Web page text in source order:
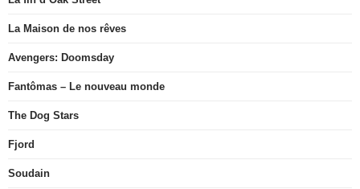
La Maison de nos rêves
Avengers: Doomsday
Fantômas – Le nouveau monde
The Dog Stars
Fjord
Soudain